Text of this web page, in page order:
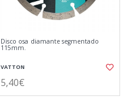
Disco osa diamante segmentado
115mm.
VATTON
5,40€